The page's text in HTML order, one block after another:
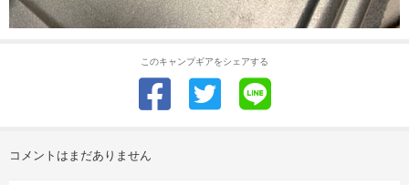
このキャンプギアをシェアする
コメントはまだありません